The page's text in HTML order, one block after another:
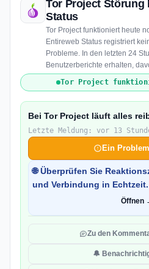
Tor Project Störung
Status
Tor Project funktioniert heute
Entireweb Status registriert
Probleme. In den letzten 24
Benutzerberichte erhalten,
Tor Project
Bei Tor Project läuft alles
Letzte Meldung: vor 13
Ein
🌐 Überprüfen Sie
und Verbindung in Echtzeit.
Öffnen
Zu den
🔔